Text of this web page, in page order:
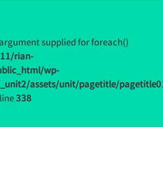
supplied for foreach()
rian-
wp-
assets/unit/pagetitle/
338